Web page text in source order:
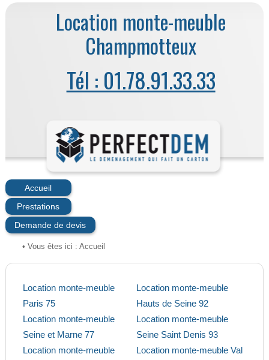
Location monte-meuble
Champmotteux
Tél : 01.78.91.33.33
Accueil
Prestations
Demande de devis
• Vous êtes ici : Accueil
Location monte-meuble
Paris 75
Location monte-meuble
Seine et Marne 77
Location monte-meuble
Location monte-meuble
Hauts de Seine 92
Location monte-meuble
Seine Saint Denis 93
Location monte-meuble Val